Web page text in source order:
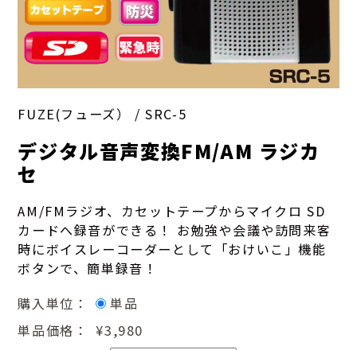
FUZE(フューズ） /SRC-5
デジタル音声変換FM/AM ラジカ
セ
AM/FMラジオ、カセットテープからマイクロ SD
カードへ録音ができる！ お勉強や会議や訪問来客
時にボイスレーコーダーとして「おけいこ」機能
ボタンで、簡単録音！
購入単位：
単品
単品価格：
¥3,980